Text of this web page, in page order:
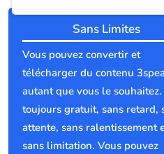
Sans Limites
Vous pouvez convertir et
télécharger du contenu
autant que vous le souhaitez.
toujours gratuit, sans retard,
attente, sans ralentissement
sans limitation. Vous pouvez